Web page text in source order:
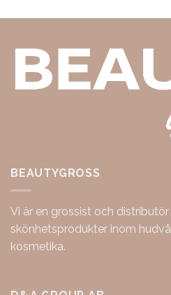
BEAUTYGROSS
Vi är en grossist och
skönhetsprodukter inom
kosmetika.